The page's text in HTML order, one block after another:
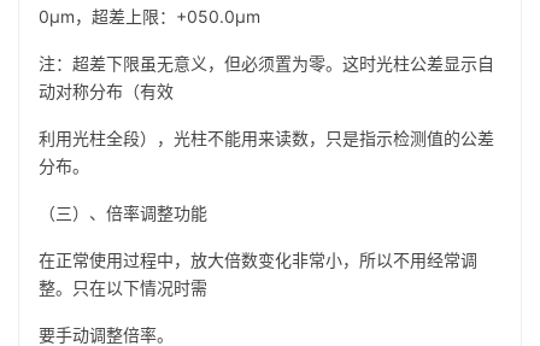
0µm，超差上限：+050.0µm
注：超差下限虽无意义，但必须置为零。这时光柱公差显示自
动对称分布（有效
利用光柱全段），光柱不能用来读数，只是指示检测值的公差
分布。
（三）、倍率调整功能
在正常使用过程中，放大倍数变化非常小，所以不用经常调
整。只在以下情况时需
要手动调整倍率。